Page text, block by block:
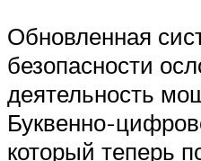
Обновленная
безопасности
деятельность
Буквенно-
который теперь